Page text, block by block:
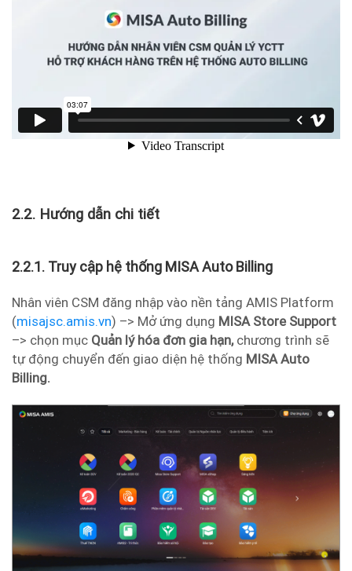
2.2. Hướng dẫn chi tiết
2.2.1. Truy cập hệ thống MISA Auto Billing
Nhân viên CSM đăng nhập vào nền tảng AMIS Platform
(misajsc.amis.vn) –> Mở ứng dụng MISA Store Support
–> chọn mục Quản lý hóa đơn gia hạn,chương trình sẽ
tự động chuyển đến giao diện hệ thống MISA Auto
Billing.